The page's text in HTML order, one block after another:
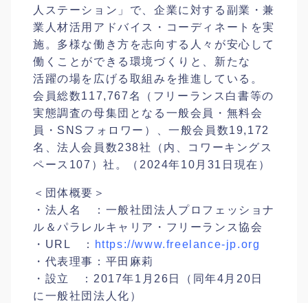
人ステーション」で、企業に対する副業・兼
業人材活用アドバイス・コーディネートを実
施。多様な働き方を志向する人々が安心して
働くことができる環境づくりと、新たな
活躍の場を広げる取組みを推進している。
会員総数117,767名（フリーランス白書等の
実態調査の母集団となる一般会員・無料会
員・SNSフォロワー）、一般会員数19,172
名、法人会員数238社（内、コワーキングス
ペース107）社。（2024年10月31日現在）
＜団体概要＞
・法人名 ：一般社団法人プロフェッショナ
ル＆パラレルキャリア・フリーランス協会
・URL ：
https://www.freelance-jp.org
・代表理事：平田麻莉
・設立 ：2017年1月26日（同年4月20日
に一般社団法人化）